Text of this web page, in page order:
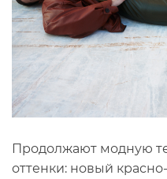
Продолжают модную
оттенки: новый